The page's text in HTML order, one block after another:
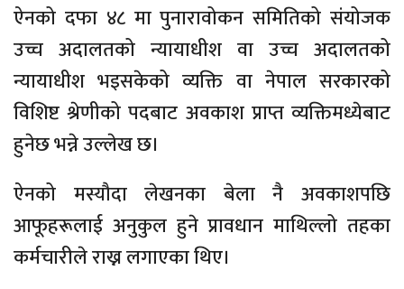
ऐनको दफा ४८ मा पुनारावोकन समितिको संयोजक
उच्च अदालतको न्यायाधीश वा उच्च अदालतको
न्यायाधीश भइसकेको व्यक्ति वा नेपाल सरकारको
विशिष्ट श्रेणीको पदबाट अवकाश प्राप्त व्यक्तिमध्येबाट
हुनेछ भन्ने उल्लेख छ।
ऐनको मस्यौदा लेखनका बेला नै अवकाशपछि
आफूहरूलाई अनुकुल हुने प्रावधान माथिल्लो तहका
कर्मचारीले राख्न लगाएका थिए।